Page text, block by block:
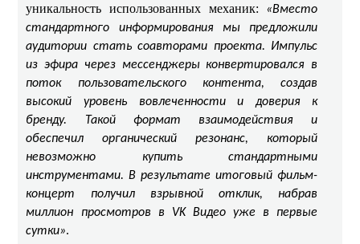
уникальность использованных механик: «Вместо
стандартного информирования мы предложили
аудитории стать соавторами проекта. Импульс
из эфира через мессенджеры конвертировался в
поток пользовательского контента, создав
высокий уровень вовлеченности и доверия к
бренду. Такой формат взаимодействия и
обеспечил органический резонанс, который
невозможно купить стандартными
инструментами. В результате итоговый фильм-
концерт получил взрывной отклик, набрав
миллион просмотров в VK Видео уже в первые
сутки».